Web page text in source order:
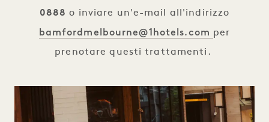
0888 o inviare un'e-mail all'indirizzo
bamfordmelbourne@1hotels.com per
prenotare questi trattamenti.